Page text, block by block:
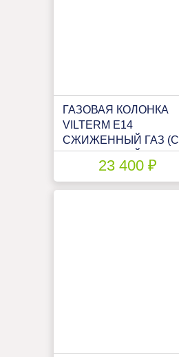
ГАЗОВАЯ КОЛОНКА
VILTERM E14
СЖИЖЕННЫЙ ГАЗ (С
МОДУЛЯЦИЕЙ)
23 400 ₽